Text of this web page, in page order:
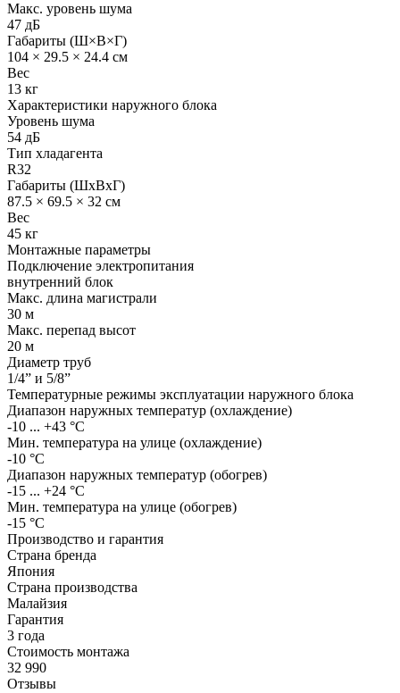
Макс. уровень шума
47 дБ
Габариты (Ш×В×Г)
104 × 29.5 × 24.4 см
Вес
13 кг
Характеристики наружного блока
Уровень шума
54 дБ
Тип хладагента
R32
Габариты (ШхВхГ)
87.5 × 69.5 × 32 см
Вес
45 кг
Монтажные параметры
Подключение электропитания
внутренний блок
Макс. длина магистрали
30 м
Макс. перепад высот
20 м
Диаметр труб
1/4” и 5/8”
Температурные режимы эксплуатации наружного блока
Диапазон наружных температур (охлаждение)
-10 ... +43 °C
Мин. температура на улице (охлаждение)
-10 °С
Диапазон наружных температур (обогрев)
-15 ... +24 °С
Мин. температура на улице (обогрев)
-15 °С
Производство и гарантия
Страна бренда
Япония
Страна производства
Малайзия
Гарантия
3 года
Стоимость монтажа
32 990
Отзывы